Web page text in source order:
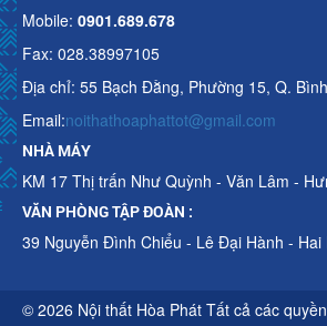
Mobile: 0901.689.678
Fax: 028.38997105
Địa chỉ: 55 Bạch Đằng, Phường 15, Q.
Email:noithathoaphattot@gmail.com
NHÀ MÁY
KM 17 Thị trấn Như Quỳnh - Văn Lâm -
VĂN PHÒNG TẬP ĐOÀN :
39 Nguyễn Đình Chiểu - Lê Đại Hành - Hai
© 2026 Nội thất Hòa Phát Tất cả các quyền